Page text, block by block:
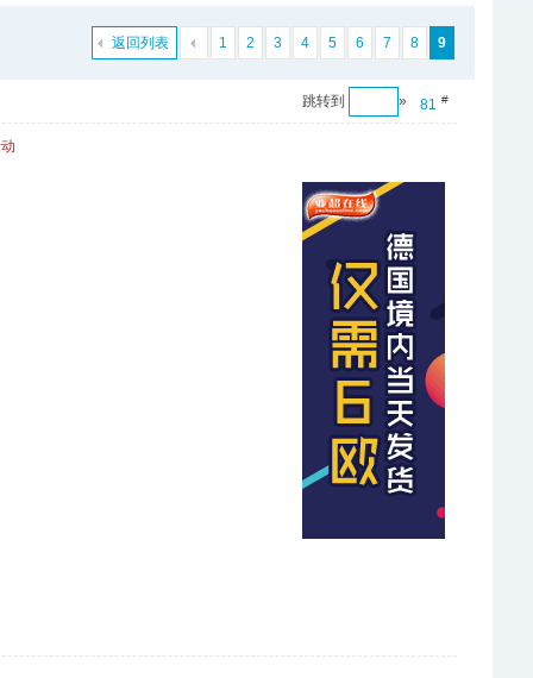
1 2 3 4 5 6 7 8 9
返回列表
81 #
跳转到 »